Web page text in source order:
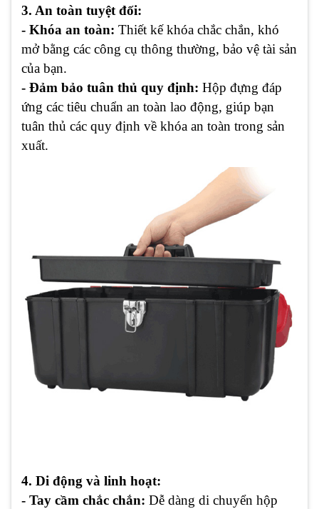
3. An toàn tuyệt đối:
- Khóa an toàn: Thiết kế khóa chắc chắn, khó
mở bằng các công cụ thông thường, bảo vệ tài sản
của bạn.
- Đảm bảo tuân thủ quy định: Hộp đựng đáp
ứng các tiêu chuẩn an toàn lao động, giúp bạn
tuân thủ các quy định về khóa an toàn trong sản
xuất.
4. Di động và linh hoạt:
- Tay cầm chắc chắn: Dễ dàng di chuyển hộp